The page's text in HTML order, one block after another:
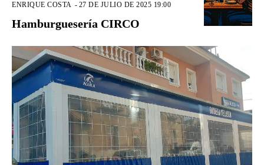
ENRIQUE COSTA - 27 DE JULIO DE 2025 19:00
Hamburguesería CIRCO